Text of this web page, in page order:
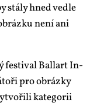
stá­ly hned ve­d­le
ne­ní ani
fes­ti­val Ballart In­
pro ob­ráz­ky
ka­te­go­rii